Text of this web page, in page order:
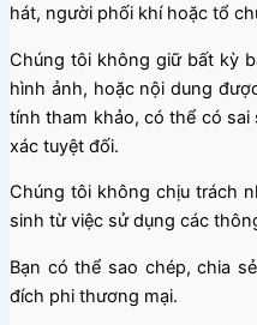
hát, người phối khí hoặc tổ
Chúng tôi không giữ bất kỳ
hình ảnh, hoặc nội dung
tính tham khảo, có thể có
xác tuyệt đối.
Chúng tôi không chịu trách
sinh từ việc sử dụng các
Bạn có thể sao chép, chia
đích phi thương mại.